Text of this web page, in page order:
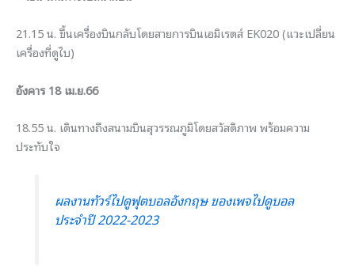
21.15 น. ขึ้นเครื่องบินกลับโดยสายการบินเอมิเรตส์ EK020 (แวะเปลี่ยน
เครื่องที่ดูไบ)
อังคาร 18 เม.ย.66
18.55 น. เดินทางถึงสนามบินสุวรรณภูมิโดยสวัสดิภาพ พร้อมความ
ประทับใจ
ผลงานทัวร์ไปดูฟุตบอลอังกฤษ ของเพจไปดูบอล
ประจำปี 2022-2023